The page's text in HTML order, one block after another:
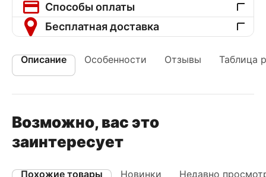
Способы оплаты
Бесплатная доставка
Описание Особенности Отзывы Таблица
Возможно, вас это
заинтересует
Похожие товары Новинки Недавно